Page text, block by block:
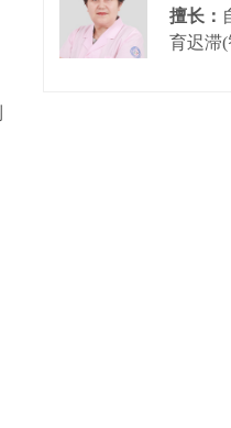
擅长：
育迟滞